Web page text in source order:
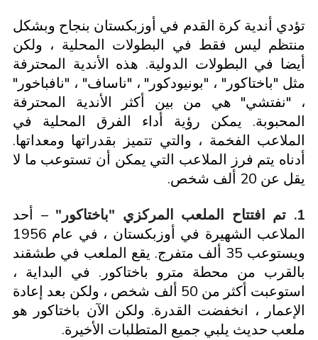
تؤدي أندية كرة القدم في أوزبكستان بنجاح وبشكل
منتظم ليس فقط في البطولات المحلية ، ولكن
أيضا في البطولات الدولية. هذه الأندية المحترفة
مثل "باختاكور" ، "بونيودكور" ، "ناساف" ، "نافباخور"
، "نفتشي" هي من بين أكثر الأندية المحترفة
المحبوبة. يمكن رؤية أداء الفرق المحلية في
الملاعب الفخمة ، والتي تتميز بقدراتها ومعداتها.
أدناه يتم فرز الملاعب التي يمكن أن تستوعب ما لا
يقل عن 20 ألف شخص.
1. تم افتتاح الملعب المركزي "باختاكور" – أحد
الملاعب الشهيرة في أوزبكستان ، في عام 1956
ويستوعب 35 ألف متفرج. يقع الملعب في طشقند
بالقرب من محطة مترو باختاكور. في البداية ،
استوعبت أكثر من 50 ألف شخص ، ولكن بعد إعادة
الإعمار ، انخفضت القدرة. ولكن الآن باختاكور هو
ملعب حديث يلبي جميع المتطلبات الأخيرة.